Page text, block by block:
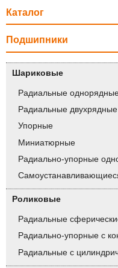
Каталог
Подшипники
Шариковые
Радиальные
Радиальные двухрядные
Упорные
Миниатюрные
Радиально-упорные
Роликовые
Радиальные
Радиально-упорные с
Радиальные с